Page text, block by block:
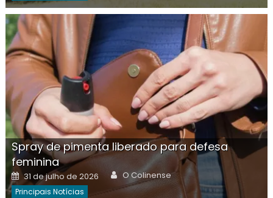
Spray de pimenta liberado para defesa
feminina
Posted
on
31 de julho de 2026 Author
O Colinense
Principais Notícias